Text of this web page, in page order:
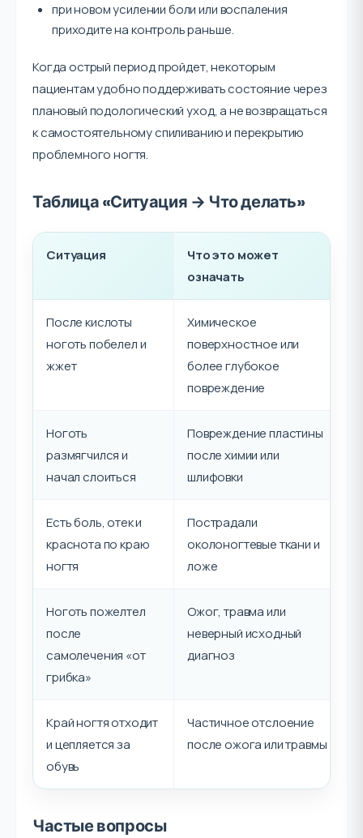
при новом усилении боли или воспаления
приходите на контроль раньше.
Когда острый период пройдет, некоторым
пациентам удобно поддерживать состояние через
плановый подологический уход, а не возвращаться
к самостоятельному спиливанию и перекрытию
проблемного ногтя.
Таблица «Ситуация → Что делать»
Ситуация
Что это может
означать
После кислоты
ноготь побелел и
жжет
Химическое
поверхностное или
более глубокое
повреждение
Ноготь
размягчился и
начал слоиться
Повреждение пластины
после химии или
шлифовки
Есть боль, отек и
краснота по краю
ногтя
Пострадали
околоногтевые ткани и
ложе
Ноготь пожелтел
после
самолечения «от
грибка»
Ожог, травма или
неверный исходный
диагноз
Край ногтя отходит
и цепляется за
обувь
Частичное отслоение
после ожога или травмы
Частые вопросы